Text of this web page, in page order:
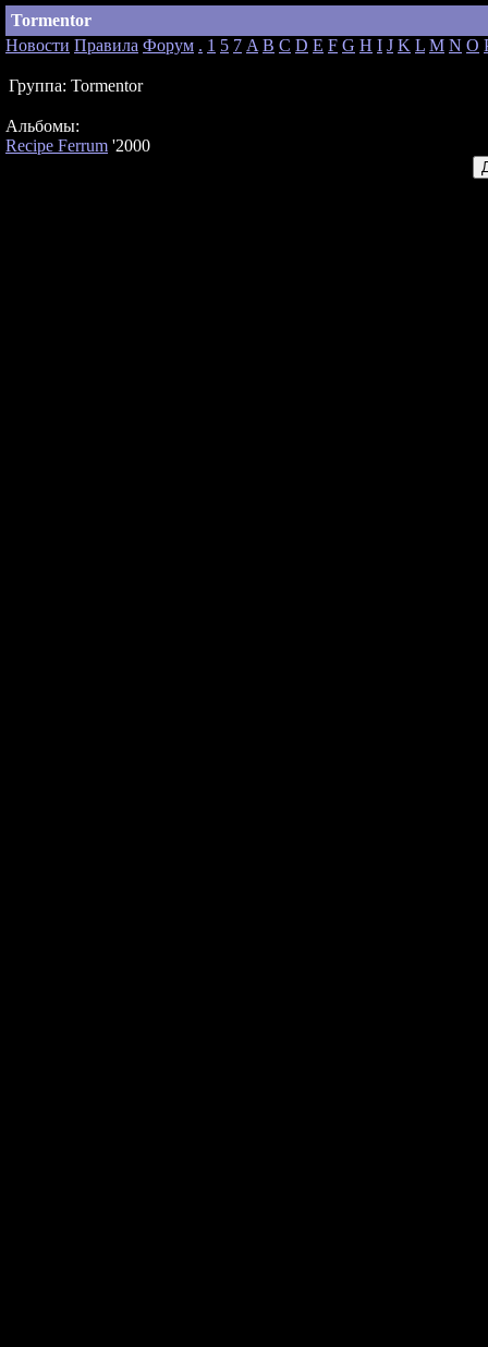
Tormentor
Новости Правила Форум . 1 5 7 A B C D E F G H I J K L M N O
Группа: Tormentor
Альбомы:
Recipe Ferrum '2000